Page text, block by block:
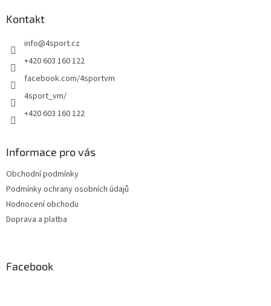
Kontakt
info@4sport.cz
+420 603 160 122
facebook.com/4sportvm
4sport_vm/
+420 603 160 122
Informace pro vás
Obchodní podmínky
Podmínky ochrany osobních údajů
Hodnocení obchodu
Doprava a platba
Facebook